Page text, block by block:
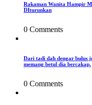
Rakaman Wanita Hampir
DIturunkan
0 Comments
Dari tadi dah dengar bulus
memang betul dia bercakap.
0 Comments